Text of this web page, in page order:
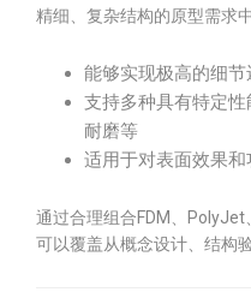
精细、复杂结构的原型需求
能够实现极高的细
支持多种具有特定
耐磨等
适用于对表面效果
通过合理组合FDM、PolyJet
可以覆盖从概念设计、结构